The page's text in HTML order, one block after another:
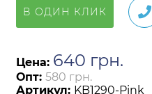
В ОДИН КЛИК
Цена: 640 грн.
Опт: 580 грн.
Артикул: KB1290-Pink